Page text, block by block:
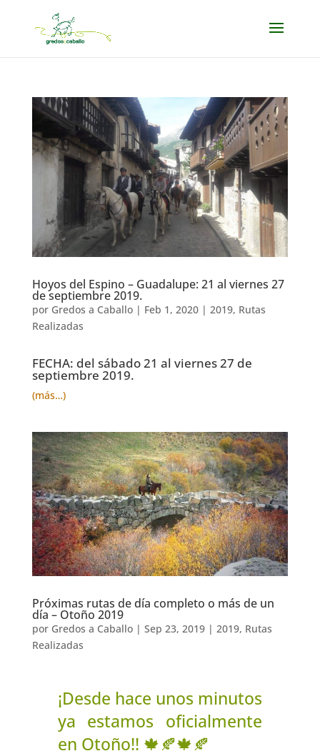
Hoyos del Espino – Guadalupe: 21 al viernes 27
de septiembre 2019.
por Gredos a Caballo| Feb 1, 2020| 2019, Rutas
Realizadas
FECHA: del sábado 21 al viernes 27 de
septiembre 2019.
(más…)
Próximas rutas de día completo o más de un
día – Otoño 2019
por Gredos a Caballo| Sep 23, 2019| 2019, Rutas
Realizadas
¡Desde hace unos minutos
ya estamos oficialmente
en Otoño!! 🍁🍂🍁🍂